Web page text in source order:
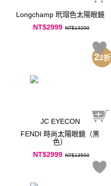
Longchamp 玳瑁色太陽眼鏡
NT$2999 NT$13200
JC EYECON
FENDI 時尚太陽眼鏡（黑
色）
NT$2999 NT$13500
22折